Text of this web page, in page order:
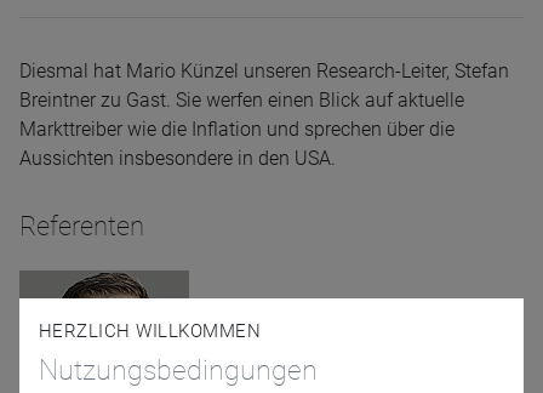
Diesmal hat Mario Künzel unseren Research-Leiter, Stefan
Breintner zu Gast. Sie werfen einen Blick auf aktuelle
Markttreiber wie die Inflation und sprechen über die
Aussichten insbesondere in den USA.
Referenten
HERZLICH WILLKOMMEN
Nutzungsbedingungen